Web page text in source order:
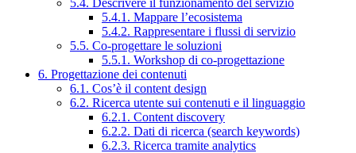
5.4. Descrivere il funzionamento del servizio
5.4.1. Mappare l’ecosistema
5.4.2. Rappresentare i flussi di servizio
5.5. Co-progettare le soluzioni
5.5.1. Workshop di co-progettazione
6. Progettazione dei contenuti
6.1. Cos’è il content design
6.2. Ricerca utente sui contenuti e il linguaggio
6.2.1. Content discovery
6.2.2. Dati di ricerca (search keywords)
6.2.3. Ricerca tramite analytics